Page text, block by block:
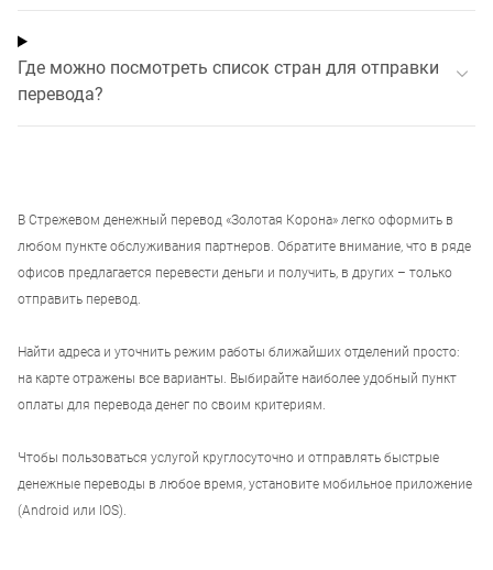
Где можно посмотреть список стран для отправки
перевода?
В Стрежевом денежный перевод «Золотая Корона» легко оформить в
любом пункте обслуживания партнеров. Обратите внимание, что в ряде
офисов предлагается перевести деньги и получить, в других – только
отправить перевод.
Найти адреса и уточнить режим работы ближайших отделений просто:
на карте отражены все варианты. Выбирайте наиболее удобный пункт
оплаты для перевода денег по своим критериям.
Чтобы пользоваться услугой круглосуточно и отправлять быстрые
денежные переводы в любое время, установите мобильное приложение
(Android или IOS).